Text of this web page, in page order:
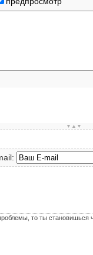
▼▲▼
то ты становишься